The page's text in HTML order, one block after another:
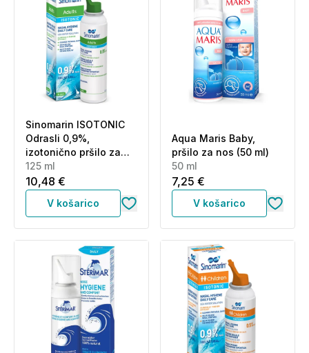
Sinomarin ISOTONIC
Odrasli 0,9%,
izotonično pršilo za
odrasle (125 ml)
125 ml
10,48 €
V košarico
Aqua Maris Baby,
pršilo za nos (50 ml)
50 ml
7,25 €
V košarico